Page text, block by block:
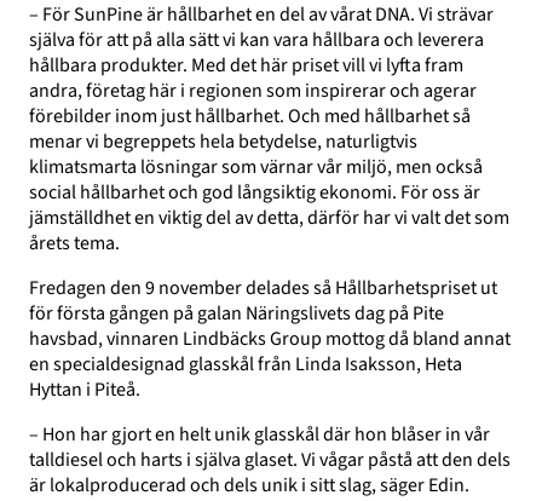
– För SunPine är hållbarhet en del av vårat DNA. Vi strävar
själva för att på alla sätt vi kan vara hållbara och leverera
hållbara produkter. Med det här priset vill vi lyfta fram
andra, företag här i regionen som inspirerar och agerar
förebilder inom just hållbarhet. Och med hållbarhet så
menar vi begreppets hela betydelse, naturligtvis
klimatsmarta lösningar som värnar vår miljö, men också
social hållbarhet och god långsiktig ekonomi. För oss är
jämställdhet en viktig del av detta, därför har vi valt det som
årets tema.
Fredagen den 9 november delades så Hållbarhetspriset ut
för första gången på galan Näringslivets dag på Pite
havsbad, vinnaren Lindbäcks Group mottog då bland annat
en specialdesignad glasskål från Linda Isaksson, Heta
Hyttan i Piteå.
– Hon har gjort en helt unik glasskål där hon blåser in vår
talldiesel och harts i själva glaset. Vi vågar påstå att den dels
är lokalproducerad och dels unik i sitt slag, säger Edin.